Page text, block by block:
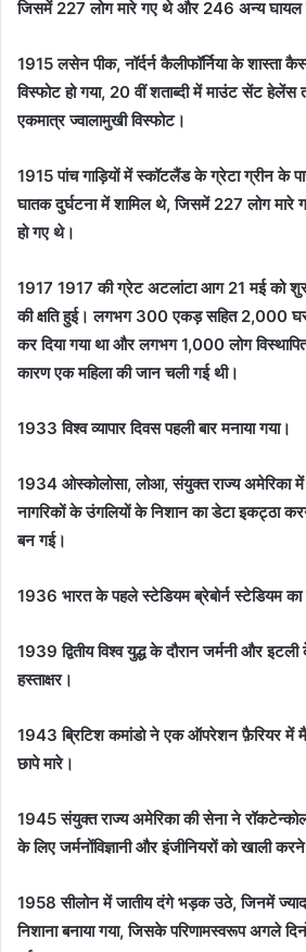
जिसमें 227 लोग मारे गए थे और 246 अन्य घायल
1915 लसेन पीक, नॉर्दर्न कैलीफॉर्निया के शास्ता
विस्फोट हो गया, 20 वीं शताब्दी में माउंट सेंट हेलेंस
एकमात्र ज्वालामुखी विस्फोट।
1915 पांच गाड़ियों में स्कॉटलैंड के ग्रेटा ग्रीन के
घातक दुर्घटना में शामिल थे, जिसमें 227 लोग
हो गए थे।
1917 1917 की ग्रेट अटलांटा आग 21 मई को
की क्षति हुई। लगभग 300 एकड़ सहित 2,000
कर दिया गया था और लगभग 1,000 लोग
कारण एक महिला की जान चली गई थी।
1933 विश्व व्यापार दिवस पहली बार मनाया गया।
1934 ओस्कोलोसा, लोआ, संयुक्त राज्य अमेरिका में
नागरिकों के उंगलियों के निशान का डेटा इकट्ठा
बन गई।
1936 भारत के पहले स्टेडियम ब्रेबोर्न स्टेडियम का
1939 द्वितीय विश्व युद्ध के दौरान जर्मनी और
हस्ताक्षर।
1943 ब्रिटिश कमांडो ने एक ऑपरेशन फ़ैरियर में
छापे मारे।
1945 संयुक्त राज्य अमेरिका की सेना ने
के लिए जर्मनोंविज्ञानी और इंजीनियरों को खाली
1958 सीलोन में जातीय दंगे भड़क उठे, जिनमें
निशाना बनाया गया, जिसके परिणामस्वरूप अगले